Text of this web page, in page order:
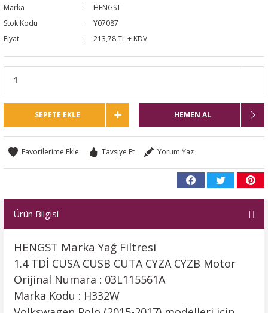
Marka
HENGST
Stok Kodu
Y07087
Fiyat
213,78 TL + KDV
SEPETE EKLE HEMEN AL
Tavsiye Et Yorum Yaz
Ürün Bilgisi
HENGST Marka Yağ Filtresi
1.4 TDİ CUSA CUSB CUTA CYZA CYZB Motor
Orijinal Numara : 03L115561A
Marka Kodu : H332W